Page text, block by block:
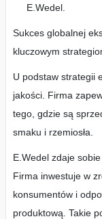
E.Wedel.
Sukces globalnej
kluczowym
U podstaw strategii
jakości. Firma
tego, gdzie są
smaku i rzemiosła.
E.Wedel zdaje
Firma inwestuje w
konsumentów i
produktową. Takie